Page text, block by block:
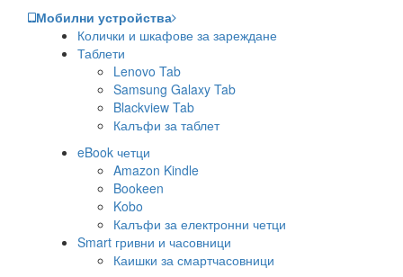
Мобилни устройства
Колички и шкафове за зареждане
Таблети
Lenovo Tab
Samsung Galaxy Tab
Blackview Tab
Калъфи за таблет
eBook четци
Amazon Kindle
Bookeen
Kobo
Калъфи за електронни четци
Smart гривни и часовници
Каишки за смартчасовници